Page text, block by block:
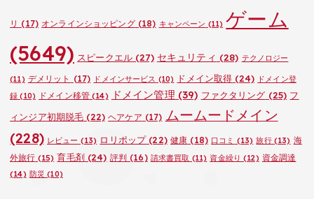
リ (17) オンラインショッピング(18) キャンペーン (11) ゲーム
(5649) スピークエル(27) セキュリティ (28) テクノロジー
(11) デメリット (17) ドメインサービス (10) ドメイン取得 (24) ドメイン登
録 (10) ドメイン移管(14) ドメイン管理 (39) ファクタリング (25) フ
ィンジア初期脱毛 (22) ヘアケア (17) ムームードメイン
(228) レビュー (13) ロリポップ(22) 健康 (18) 口コミ (13) 旅行(13) 海
外旅行 (15) 育毛剤(24) 評判 (16) 請求書買取 (11) 資金繰り (12) 資金調達
(14) 防災 (10)